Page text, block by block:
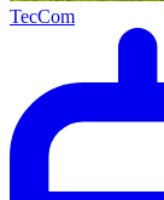
TecCom